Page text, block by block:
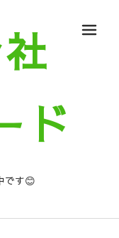
ド
です😊